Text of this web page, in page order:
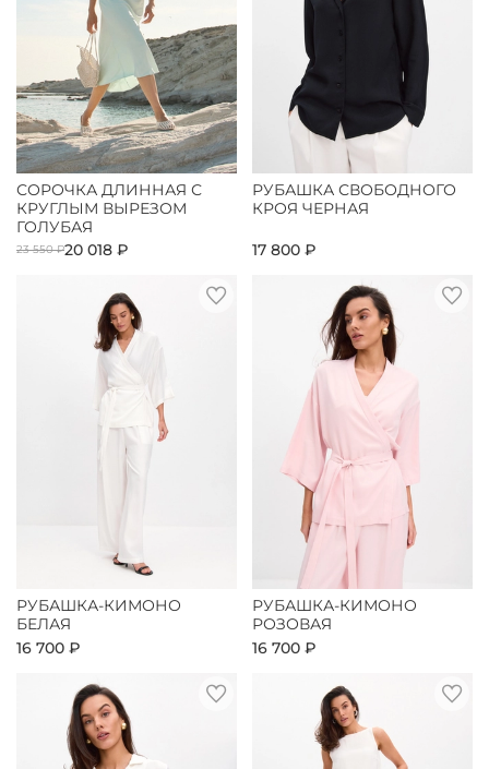
СОРОЧКА ДЛИННАЯ С
КРУГЛЫМ ВЫРЕЗОМ
ГОЛУБАЯ
23 550 ₽20 018 ₽
РУБАШКА СВОБОДНОГО
КРОЯ ЧЕРНАЯ
17 800 ₽
РУБАШКА-КИМОНО
БЕЛАЯ
16 700 ₽
РУБАШКА-КИМОНО
РОЗОВАЯ
16 700 ₽